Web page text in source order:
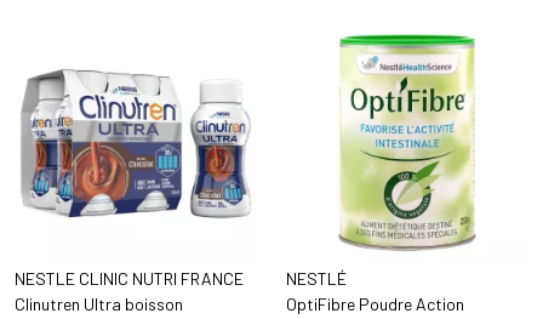
NESTLE CLINIC NUTRI FRANCE
Clinutren Ultra boisson
NESTLÉ
OptiFibre Poudre Action